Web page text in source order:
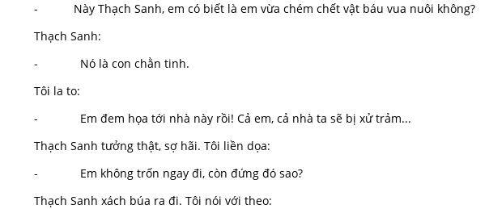
- Này Thạch Sanh, em có biết là em vừa chém chết vật báu vua nuôi không?
Thạch Sanh:
- Nó là con chằn tinh.
Tôi la to:
- Em đem họa tới nhà này rồi! Cả em, cả nhà ta sẽ bị xử trảm...
Thạch Sanh tưởng thật, sợ hãi. Tôi liền dọa:
- Em không trốn ngay đi, còn đứng đó sao?
Thạch Sanh xách búa ra đi. Tôi nói với theo: